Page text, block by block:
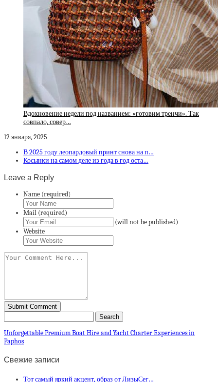
Вдохновение недели под названием: «готовим тренчи». Так
совпало, совер…
12 января, 2025
В 2025 году леопардовый принт снова на п…
Косынки на самом деле из года в год оста…
Leave a Reply
Name (required)
Mail (required)
(will not be published)
Website
Unforgettable Premium Boat Hire and Yacht Charter Experiences in
Paphos
Свежие записи
Тот самый яркий акцент, образ от ЛизыСег…